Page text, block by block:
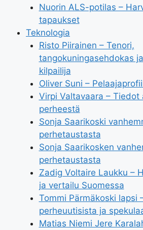
Nuorin ALS-potilas –
tapaukset
Teknologia
Risto Piirainen – Tenori,
tangokuningasehdokas
kilpailija
Oliver Suni –
Virpi Valtavaara –
perheestä
Sonja Saarikoski
perhetaustasta
Sonja Saarikosken
perhetaustasta
Zadig Voltaire Laukku –
ja vertailu Suomessa
Tommi Pärmäkoski lapsi
perheuutisista ja
Matias Niemi Jere